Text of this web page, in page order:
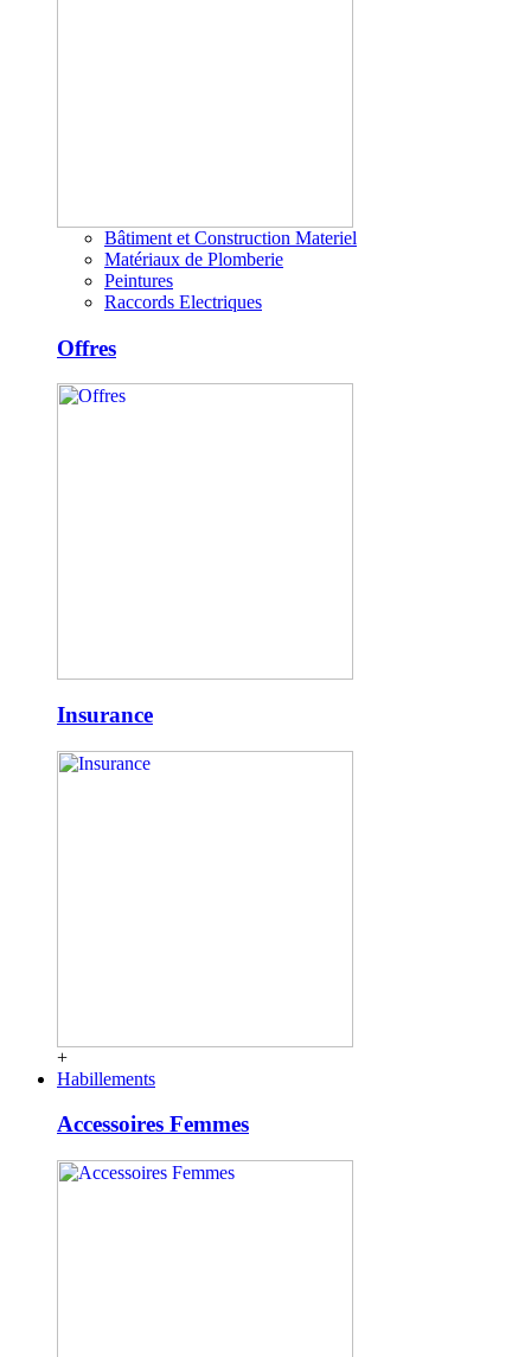
Bâtiment et Construction Materiel
Matériaux de Plomberie
Peintures
Raccords Electriques
Offres
Insurance
+
Habillements
Accessoires Femmes